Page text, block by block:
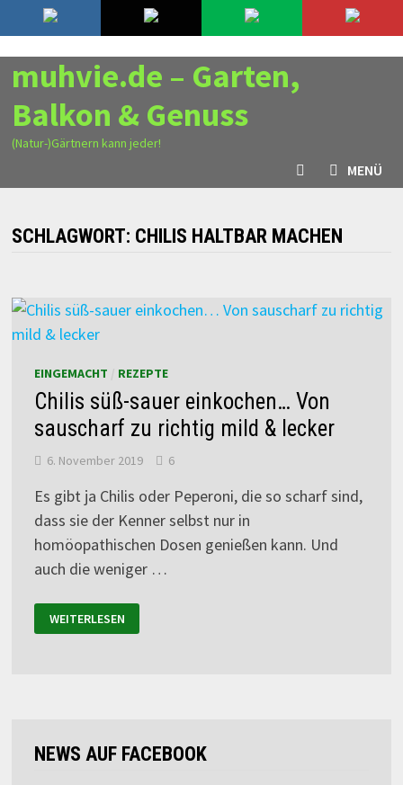
Zurück
zum
Inhalt
9. August 2026
muhvie.de – Garten,
Balkon & Genuss
(Natur-)Gärtnern kann jeder!
MENÜ
SCHLAGWORT: CHILIS HALTBAR MACHEN
EINGEMACHT REZEPTE
Chilis süß-sauer einkochen… Von
sauscharf zu richtig mild & lecker
6. November 2019 6
Es gibt ja Chilis oder Peperoni, die so scharf sind,
dass sie der Kenner selbst nur in
homöopathischen Dosen genießen kann. Und
auch die weniger …
WEITERLESEN
NEWS AUF FACEBOOK